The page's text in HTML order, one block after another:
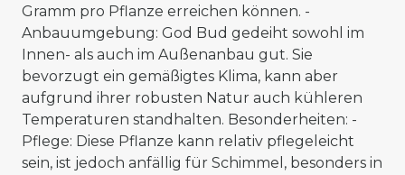
Gramm pro Pflanze erreichen können. -
Anbauumgebung: God Bud gedeiht sowohl im
Innen- als auch im Außenanbau gut. Sie
bevorzugt ein gemäßigtes Klima, kann aber
aufgrund ihrer robusten Natur auch kühleren
Temperaturen standhalten. Besonderheiten: -
Pflege: Diese Pflanze kann relativ pflegeleicht
sein, ist jedoch anfällig für Schimmel, besonders in